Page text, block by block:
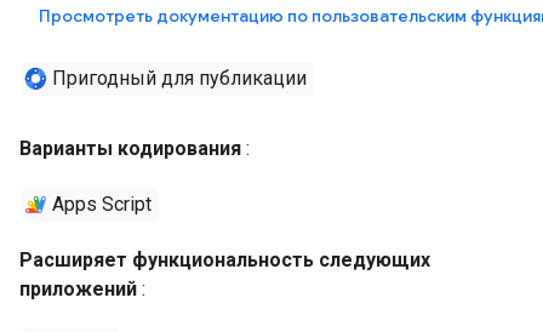
Просмотреть документацию по пользовательским
Пригодный для публикации
Варианты кодирования :
Apps Script
Расширяет функциональность следующих
приложений :